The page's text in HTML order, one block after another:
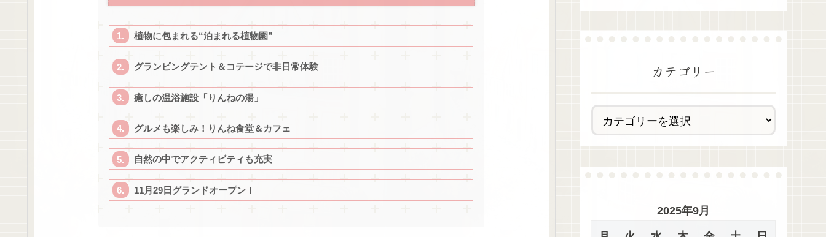
植物に包まれる“泊まれる植物園”
グランピングテント＆コテージで非日常体験
癒しの温浴施設「りんねの湯」
グルメも楽しみ！りんね食堂＆カフェ
自然の中でアクティビティも充実
11月29日グランドオープン！
カテゴリー
2025年9月